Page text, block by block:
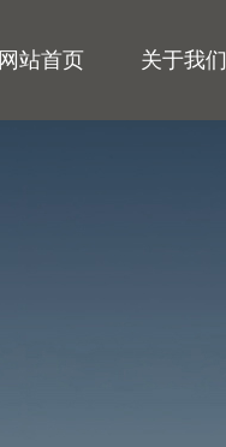
网站首页 关于我们